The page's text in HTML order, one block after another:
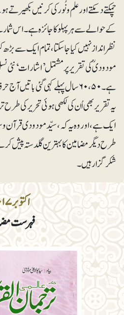
اکتوبر ۲۰۱۷
فہرست
چمکتے دمکتے اور علم و نُور کی کرنیں
کے حوالے سے ہرپہلو کا جائزہ ہے۔ اس
نظرانداز نہیں کیا جاسکتا، تمام ایک سے بڑھ
مودودیؒ کی تقریر پر مشتمل ’اشارات‘
ہے۔ ۵۰، ۶۰ سال پہلے کہی گئی
یہ تقریر بھی اُن کی لکھی ہوئی تحریر کی
ایک ہے، اور وہ یہ کہ، سیّد مودودی قرآن و
طرح دیگر مضامین کا بہترین گلدستہ پیش
شکرگزار ہیں۔